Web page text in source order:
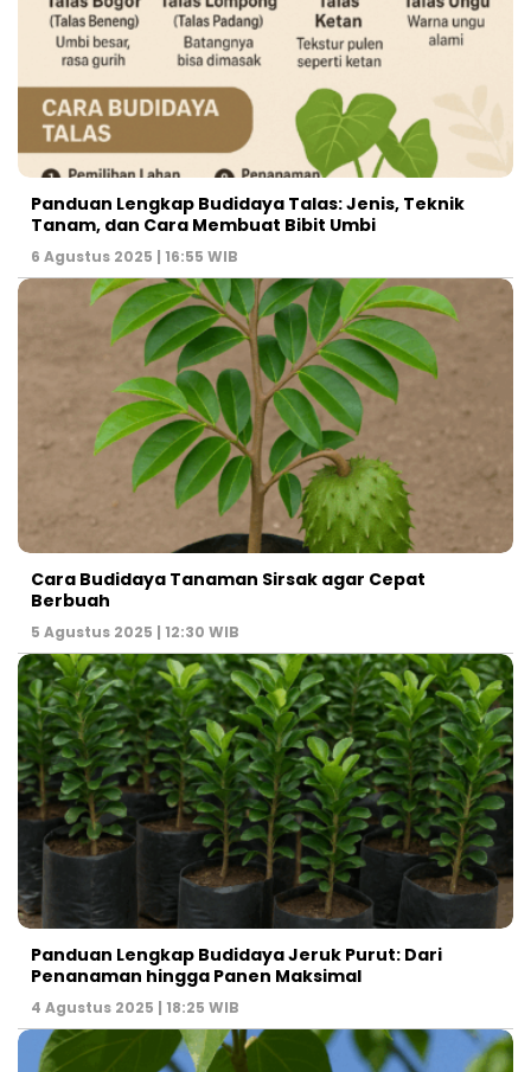
Panduan Lengkap Budidaya Talas: Jenis, Teknik
Tanam, dan Cara Membuat Bibit Umbi
6 Agustus 2025 | 16:55 WIB
Cara Budidaya Tanaman Sirsak agar Cepat
Berbuah
5 Agustus 2025 | 12:30 WIB
Panduan Lengkap Budidaya Jeruk Purut: Dari
Penanaman hingga Panen Maksimal
4 Agustus 2025 | 18:25 WIB